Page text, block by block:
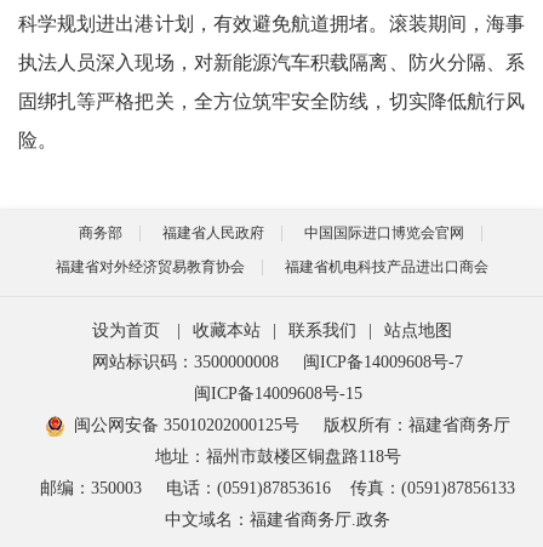
科学规划进出港计划，有效避免航道拥堵。滚装期间，海事
执法人员深入现场，对新能源汽车积载隔离、防火分隔、系
固绑扎等严格把关，全方位筑牢安全防线，切实降低航行风
险。
商务部 福建省人民政府
中国国际进口博览会官网
福建省对外经济贸易教育协会
福建省机电科技产品进出口商会
设为首页 收藏本站 联系我们
站点地图
网站标识码：3500000008
闽ICP备14009608号-7
闽ICP备14009608号-15
闽公网安备 35010202000125号
版权所有：福建省商务厅
地址：福州市鼓楼区铜盘路118号
邮编：350003
电话：(0591)87853616
传真：(0591)87856133
中文域名：福建省商务厅.政务